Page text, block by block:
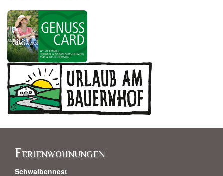
Ferienwohnungen
Schwalbennest